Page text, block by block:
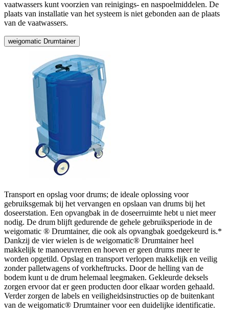
vaatwassers kunt voorzien van reinigings- en naspoelmiddelen. De
plaats van installatie van het systeem is niet gebonden aan de plaats
van de vaatwassers.
weigomatic Drumtainer
Transport en opslag voor drums; de ideale oplossing voor
gebruiksgemak bij het vervangen en opslaan van drums bij het
doseerstation. Een opvangbak in de doseerruimte hebt u niet meer
nodig. De drum blijft gedurende de gehele gebruiksperiode in de
weigomatic ® Drumtainer, die ook als opvangbak goedgekeurd is.*
Dankzij de vier wielen is de weigomatic® Drumtainer heel
makkelijk te manoeuvreren en hoeven er geen drums meer te
worden opgetild. Opslag en transport verlopen makkelijk en veilig
zonder palletwagens of vorkheftrucks. Door de helling van de
bodem kunt u de drum helemaal leegmaken. Gekleurde deksels
zorgen ervoor dat er geen producten door elkaar worden gehaald.
Verder zorgen de labels en veiligheidsinstructies op de buitenkant
van de weigomatic® Drumtainer voor een duidelijke identificatie.